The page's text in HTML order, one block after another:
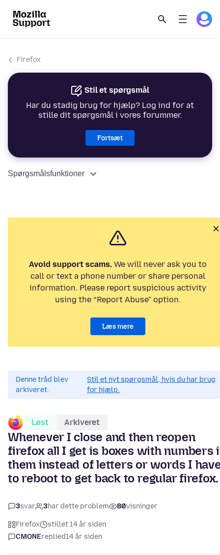
Firefox
Stil et spørgsmål
Har du stadig brug for hjælp? Log ind for at
stille dit spørgsmål i vores forummer.
Fortsæt
Spørgsmålsfunktioner
Avoid support scams. We will never ask you to
call or text a phone number or share personal
information. Please report suspicious activity
using the “Report Abuse” option.
Læs mere
Denne tråd blev
arkiveret.
Stil et nyt spørgsmål, hvis du har brug
for hjælp.
Løst Arkiveret
Whenever I close and then reopen
firefox all I get is boxes with numbers
them instead of letters or words I
to reboot to get back to regular firefox.
3svar 3har dette problem 80visninger
Firefox
stillet 14 år siden
CMONEreplied14 år siden